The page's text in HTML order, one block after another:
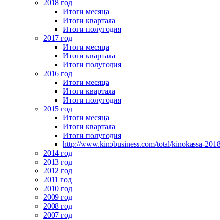
2018 год
Итоги месяца
Итоги квартала
Итоги полугодия
2017 год
Итоги месяца
Итоги квартала
Итоги полугодия
2016 год
Итоги месяца
Итоги квартала
Итоги полугодия
2015 год
Итоги месяца
Итоги квартала
Итоги полугодия
http://www.kinobusiness.com/total/kinokassa-
2014 год
2013 год
2012 год
2011 год
2010 год
2009 год
2008 год
2007 год